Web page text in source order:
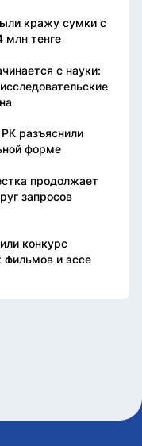
кражу сумки с
млн тенге
с науки:
разъяснили
форме
продолжает
запросов
конкурс
и эссе